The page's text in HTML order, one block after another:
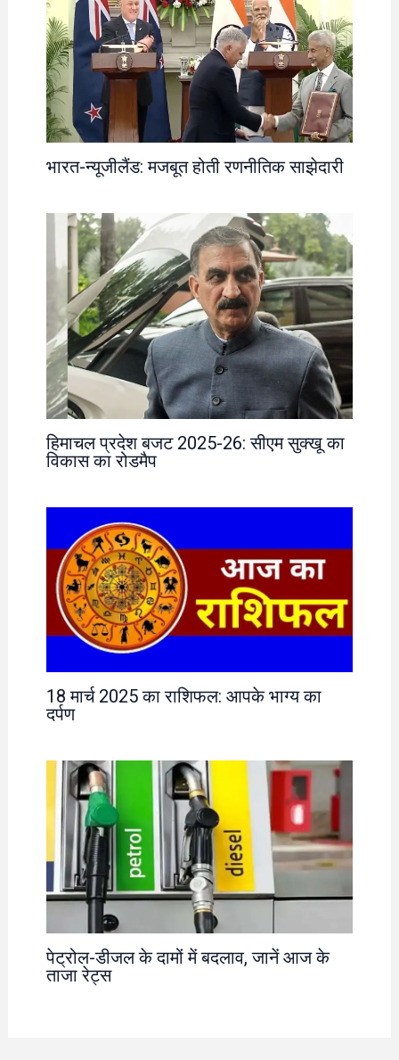
भारत-न्यूजीलैंड: मजबूत होती रणनीतिक साझेदारी
हिमाचल प्रदेश बजट 2025-26: सीएम सुक्खू का
विकास का रोडमैप
18 मार्च 2025 का राशिफल: आपके भाग्य का
दर्पण
पेट्रोल-डीजल के दामों में बदलाव, जानें आज के
ताजा रेट्स